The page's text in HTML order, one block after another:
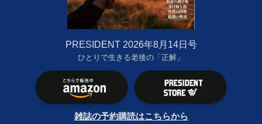
PRESIDENT 2026年8月14日号
ひとりで生きる老後の「正解」
雑誌の予約購読はこちらから